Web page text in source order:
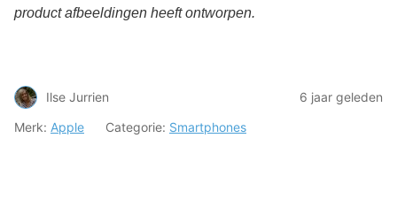
product afbeeldingen heeft ontworpen.
Ilse Jurrien
6 jaar geleden
Merk: Apple Categorie: Smartphones